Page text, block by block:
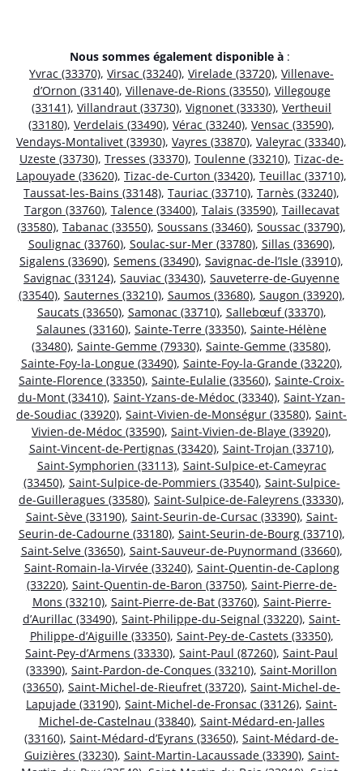
Nous sommes également disponible à :
Yvrac (33370), Virsac (33240), Virelade (33720), Villenave-
d’Ornon (33140), Villenave-de-Rions (33550), Villegouge
(33141), Villandraut (33730), Vignonet (33330), Vertheuil
(33180), Verdelais (33490), Vérac (33240), Vensac (33590),
Vendays-Montalivet (33930), Vayres (33870), Valeyrac (33340),
Uzeste (33730), Tresses (33370), Toulenne (33210), Tizac-de-
Lapouyade (33620), Tizac-de-Curton (33420), Teuillac (33710),
Taussat-les-Bains (33148), Tauriac (33710), Tarnès (33240),
Targon (33760), Talence (33400), Talais (33590), Taillecavat
(33580), Tabanac (33550), Soussans (33460), Soussac (33790),
Soulignac (33760), Soulac-sur-Mer (33780), Sillas (33690),
Sigalens (33690), Semens (33490), Savignac-de-l’Isle (33910),
Savignac (33124), Sauviac (33430), Sauveterre-de-Guyenne
(33540), Sauternes (33210), Saumos (33680), Saugon (33920),
Saucats (33650), Samonac (33710), Sallebœuf (33370),
Salaunes (33160), Sainte-Terre (33350), Sainte-Hélène
(33480), Sainte-Gemme (79330), Sainte-Gemme (33580),
Sainte-Foy-la-Longue (33490), Sainte-Foy-la-Grande (33220),
Sainte-Florence (33350), Sainte-Eulalie (33560), Sainte-Croix-
du-Mont (33410), Saint-Yzans-de-Médoc (33340), Saint-Yzan-
de-Soudiac (33920), Saint-Vivien-de-Monségur (33580), Saint-
Vivien-de-Médoc (33590), Saint-Vivien-de-Blaye (33920),
Saint-Vincent-de-Pertignas (33420), Saint-Trojan (33710),
Saint-Symphorien (33113), Saint-Sulpice-et-Cameyrac
(33450), Saint-Sulpice-de-Pommiers (33540), Saint-Sulpice-
de-Guilleragues (33580), Saint-Sulpice-de-Faleyrens (33330),
Saint-Sève (33190), Saint-Seurin-de-Cursac (33390), Saint-
Seurin-de-Cadourne (33180), Saint-Seurin-de-Bourg (33710),
Saint-Selve (33650), Saint-Sauveur-de-Puynormand (33660),
Saint-Romain-la-Virvée (33240), Saint-Quentin-de-Caplong
(33220), Saint-Quentin-de-Baron (33750), Saint-Pierre-de-
Mons (33210), Saint-Pierre-de-Bat (33760), Saint-Pierre-
d’Aurillac (33490), Saint-Philippe-du-Seignal (33220), Saint-
Philippe-d’Aiguille (33350), Saint-Pey-de-Castets (33350),
Saint-Pey-d’Armens (33330), Saint-Paul (87260), Saint-Paul
(33390), Saint-Pardon-de-Conques (33210), Saint-Morillon
(33650), Saint-Michel-de-Rieufret (33720), Saint-Michel-de-
Lapujade (33190), Saint-Michel-de-Fronsac (33126), Saint-
Michel-de-Castelnau (33840), Saint-Médard-en-Jalles
(33160), Saint-Médard-d’Eyrans (33650), Saint-Médard-de-
Guizières (33230), Saint-Martin-Lacaussade (33390), Saint-